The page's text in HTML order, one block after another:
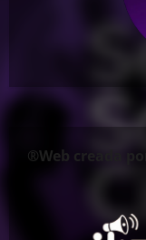
®Web creada por: